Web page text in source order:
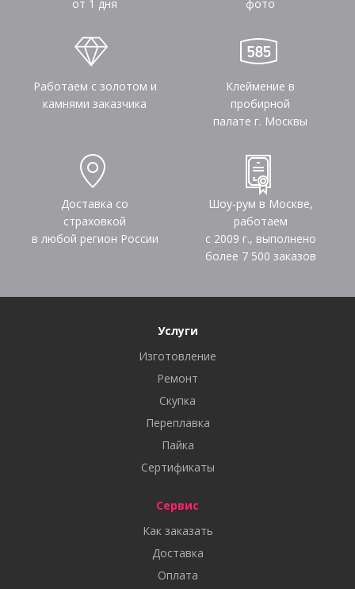
от 1 дня фото
Работаем с золотом и
камнями заказчика
Клеймение в
пробирной
палате г. Москвы
Доставка со
страховкой
в любой регион России
Шоу-рум в Москве,
работаем
с 2009 г., выполнено
более 7 500 заказов
Услуги
Изготовление
Ремонт
Скупка
Переплавка
Пайка
Сертификаты
Сервис
Как заказать
Доставка
Оплата